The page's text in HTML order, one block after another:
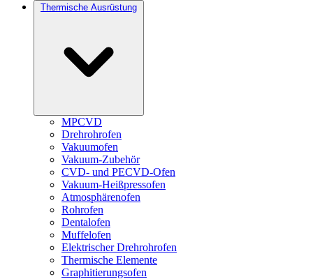
Thermische Ausrüstung
MPCVD
Drehrohrofen
Vakuumofen
Vakuum-Zubehör
CVD- und PECVD-Ofen
Vakuum-Heißpressofen
Atmosphärenofen
Rohrofen
Dentalofen
Muffelofen
Elektrischer Drehrohrofen
Thermische Elemente
Graphitierungsofen